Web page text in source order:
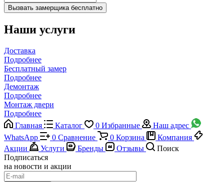
Наши услуги
Доставка
Подробнее
Бесплатный замер
Подробнее
Демонтаж
Подробнее
Монтаж двери
Подробнее
Главная
Каталог 0 Избранные
Наш адрес
WhatsApp
0 Сравнение 0 Корзина
Компания
Акции
Услуги Бренды Отзывы
Поиск
Подписаться
на новости и акции